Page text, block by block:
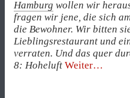
Hamburg wollen wir
fragen wir jene, die sich
die Bewohner. Wir bitten
Lieblingsrestaurant und
verraten. Und das quer
8: Hoheluft Weiter„Auf